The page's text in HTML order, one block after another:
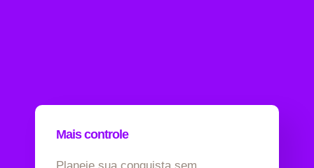
Mais controle